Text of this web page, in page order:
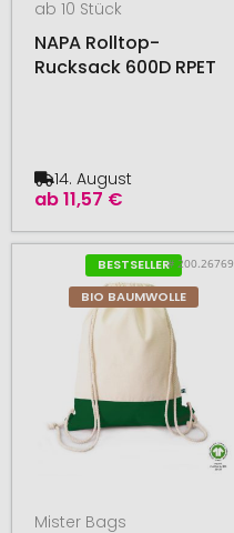
ab 10 Stück
NAPA Rolltop-
Rucksack 600D RPET
ab11,57 €
14. August
BESTSELLER
BIO BAUMWOLLE
# 200.26769
Mister Bags